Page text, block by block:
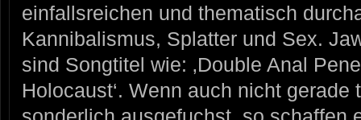
einfallsreichen und thematisch
Kannibalismus, Splatter und Sex.
sind Songtitel wie: ‚Double Anal
Holocaust‘. Wenn auch nicht